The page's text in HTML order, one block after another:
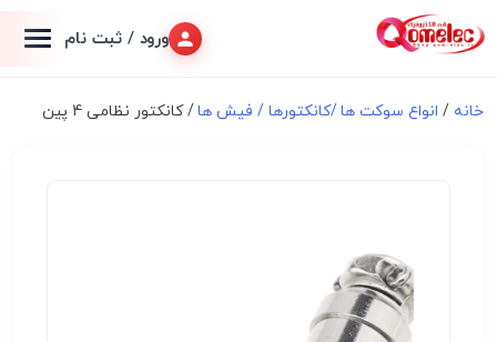
ورود / ثبت نام
خانه / انواع سوكت ها /کانکتورها / فیش ها/ کانکتور نظامی 4 پین